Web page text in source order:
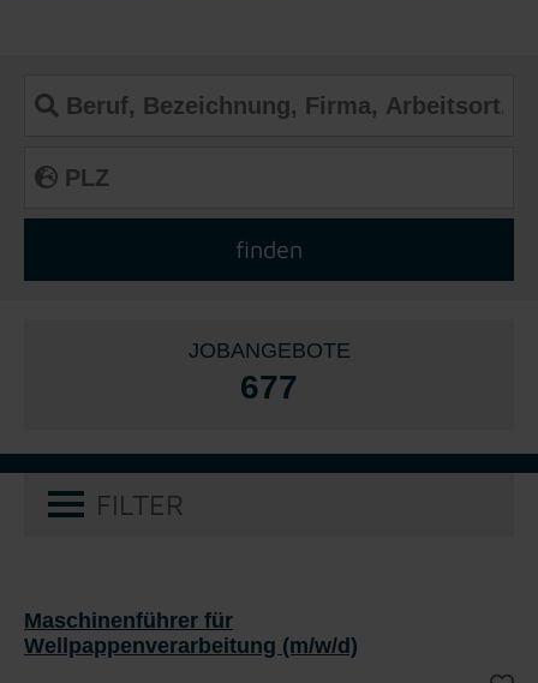
JOBANGEBOTE
677
FILTER
Maschinenführer für
Wellpappenverarbeitung (m/w/d)